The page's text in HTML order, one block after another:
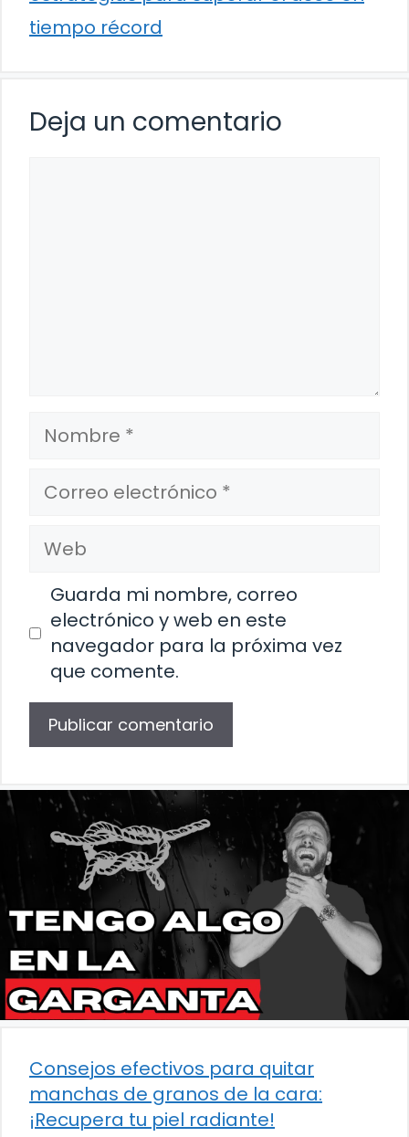
tiempo récord
Deja un comentario
Nombre
Correo
electrónico
Web
Guarda mi nombre, correo
electrónico y web en este
navegador para la próxima vez
que comente.
Consejos efectivos para quitar
manchas de granos de la cara:
¡Recupera tu piel radiante!